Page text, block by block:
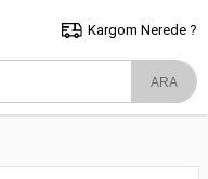
İçi Kargo Bedava!
Kargom Nerede ?